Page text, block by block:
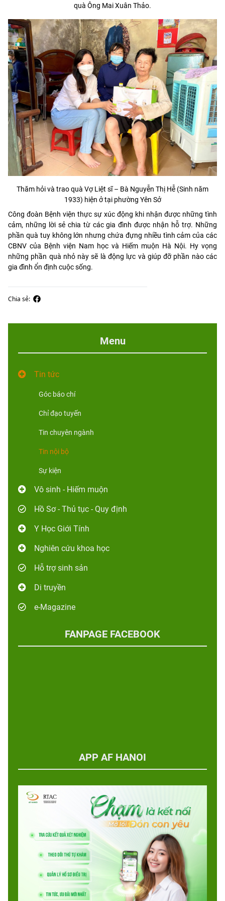
quà Ông Mai Xuân Thảo.
Thăm hỏi và trao quà Vợ Liệt sĩ – Bà Nguyễn Thị Hễ (Sinh năm
1933) hiện ở tại phường Yên Sở
Công đoàn Bệnh viện thực sự xúc động khi nhận được những tình
cảm, những lời sẻ chia từ các gia đình được nhận hỗ trợ. Những
phần quà tuy không lớn nhưng chứa đựng nhiều tình cảm của các
CBNV của Bệnh viện Nam học và Hiếm muộn Hà Nội. Hy vọng
những phần quà nhỏ này sẽ là động lực và giúp đỡ phần nào các
gia đình ổn định cuộc sống.
Chia sẻ:
Menu
Tin tức
Góc báo chí
Chỉ đạo tuyến
Tin chuyên ngành
Tin nội bộ
Sự kiện
Vô sinh - Hiếm muộn
Hồ Sơ - Thủ tục - Quy định
Y Học Giới Tính
Nghiên cứu khoa học
Hỗ trợ sinh sản
Di truyền
e-Magazine
FANPAGE FACEBOOK
APP AF HANOI